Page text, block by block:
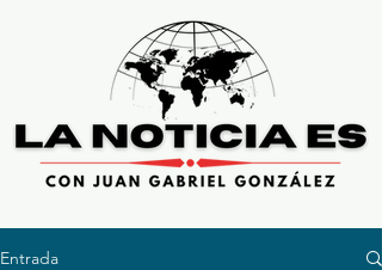
Entrada